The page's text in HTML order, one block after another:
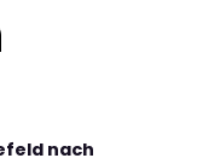
nach